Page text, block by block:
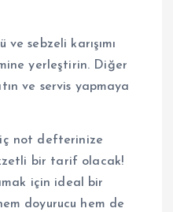
ve sebzeli karışımı
yerleştirin. Diğer
ve servis yapmaya
not defterinize
bir tarif olacak!
için ideal bir
doyurucu hem de